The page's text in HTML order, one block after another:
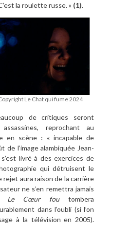
la roulette russe. » (1).
Le Chat qui fume 2024
de critiques seront
reprochant au
en scène : « incapable de
de l’image alambiquée Jean-
livré à des exercices de
qui détruisent le
rejet aura raison de la carrière
ne s’en remettra jamais
Le Cœur foutombera
dans l’oubli (si l’on
à la télévision en 2005).